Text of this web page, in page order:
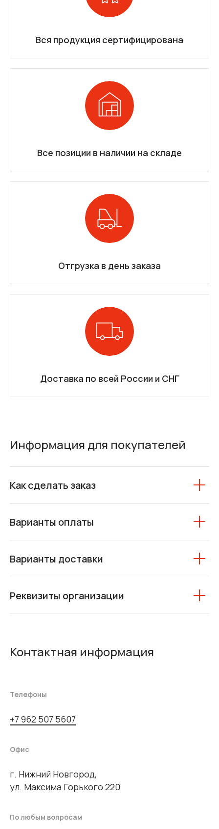
Вся продукция сертифицирована
Все позиции в наличии на складе
Отгрузка в день заказа
Доставка по всей России и СНГ
Информация для покупателей
Как сделать заказ
Варианты оплаты
Варианты доставки
Реквизиты организации
Контактная информация
Телефоны
+7 962 507 5607
Офис
г. Нижний Новгород,
ул. Максима Горького 220
По любым вопросам